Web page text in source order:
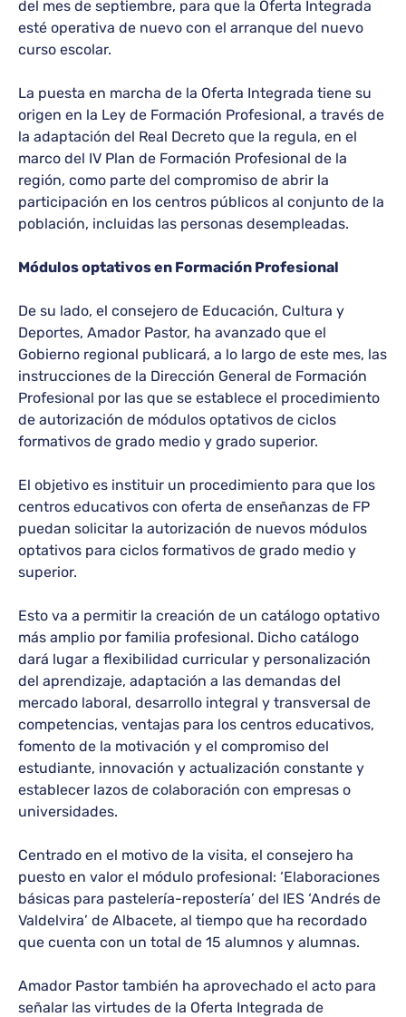
del mes de septiembre, para que la Oferta Integrada
esté operativa de nuevo con el arranque del nuevo
curso escolar.
La puesta en marcha de la Oferta Integrada tiene su
origen en la Ley de Formación Profesional, a través de
la adaptación del Real Decreto que la regula, en el
marco del IV Plan de Formación Profesional de la
región, como parte del compromiso de abrir la
participación en los centros públicos al conjunto de la
población, incluidas las personas desempleadas.
Módulos optativos en Formación Profesional
De su lado, el consejero de Educación, Cultura y
Deportes, Amador Pastor, ha avanzado que el
Gobierno regional publicará, a lo largo de este mes, las
instrucciones de la Dirección General de Formación
Profesional por las que se establece el procedimiento
de autorización de módulos optativos de ciclos
formativos de grado medio y grado superior.
El objetivo es instituir un procedimiento para que los
centros educativos con oferta de enseñanzas de FP
puedan solicitar la autorización de nuevos módulos
optativos para ciclos formativos de grado medio y
superior.
Esto va a permitir la creación de un catálogo optativo
más amplio por familia profesional. Dicho catálogo
dará lugar a flexibilidad curricular y personalización
del aprendizaje, adaptación a las demandas del
mercado laboral, desarrollo integral y transversal de
competencias, ventajas para los centros educativos,
fomento de la motivación y el compromiso del
estudiante, innovación y actualización constante y
establecer lazos de colaboración con empresas o
universidades.
Centrado en el motivo de la visita, el consejero ha
puesto en valor el módulo profesional: ‘Elaboraciones
básicas para pastelería-repostería’ del IES ‘Andrés de
Valdelvira’ de Albacete, al tiempo que ha recordado
que cuenta con un total de 15 alumnos y alumnas.
Amador Pastor también ha aprovechado el acto para
señalar las virtudes de la Oferta Integrada de